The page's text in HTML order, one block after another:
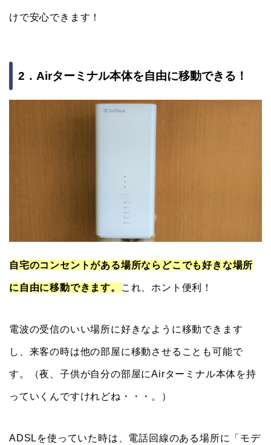
けで安心できます！
2．Airターミナル本体を自由に移動できる！
自宅のコンセントがある場所ならどこでも好きな場所
に自由に移動できます。 これ、ホント便利！
電波の受信のいい場所に好きなように移動できます
し、来客の時は他の部屋に移動させることも可能で
す。（夜、子供が自分の部屋にAirターミナル本体を持
っていくんですけれどね・・・。）
ADSLを使っていた時は、電話回線のある場所に「モデ